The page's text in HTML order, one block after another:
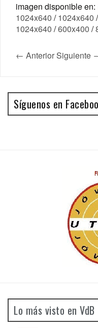
imagen disponible en:
1024x640 /1024x640 /
1024x640 /600x400 /
← Anterior Siguiente
Síguenos en
Lo más visto en VdB